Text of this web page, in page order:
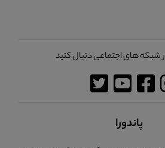
شبکه های اجتماعی دنبال کنید
پاندورا